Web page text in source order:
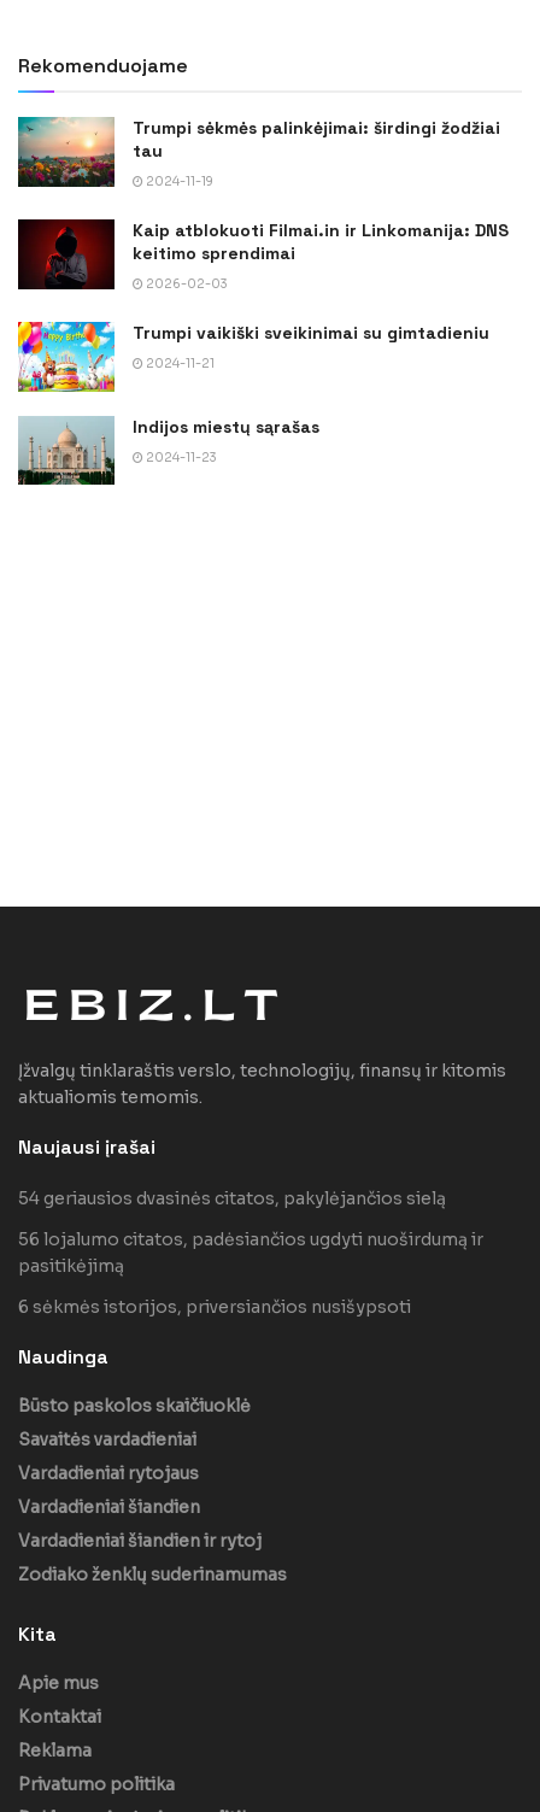
Rekomenduojame
Trumpi sėkmės palinkėjimai: širdingi žodžiai
tau
2024-11-19
Kaip atblokuoti Filmai.in ir Linkomanija: DNS
keitimo sprendimai
2026-02-03
Trumpi vaikiški sveikinimai su gimtadieniu
2024-11-21
Indijos miestų sąrašas
2024-11-23
Įžvalgų tinklaraštis verslo, technologijų, finansų ir kitomis
aktualiomis temomis.
Naujausi įrašai
54 geriausios dvasinės citatos, pakylėjančios sielą
56 lojalumo citatos, padėsiančios ugdyti nuoširdumą ir
pasitikėjimą
6 sėkmės istorijos, priversiančios nusišypsoti
Naudinga
Būsto paskolos skaičiuoklė
Savaitės vardadieniai
Vardadieniai rytojaus
Vardadieniai šiandien
Vardadieniai šiandien ir rytoj
Zodiako ženklų suderinamumas
Kita
Apie mus
Kontaktai
Reklama
Privatumo politika